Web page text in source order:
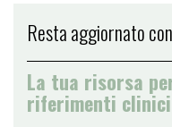
Resta aggiornato
La tua risorsa
riferimenti